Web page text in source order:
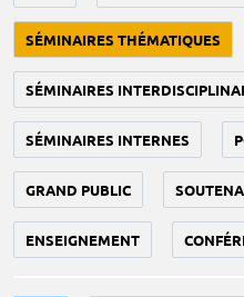
SÉMINAIRES THÉMATIQUES
SÉMINAIRES
SÉMINAIRES INTERNES
GRAND PUBLIC
ENSEIGNEMENT